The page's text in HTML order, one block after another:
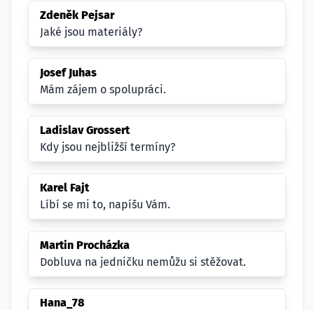
Zdeněk Pejsar
Jaké jsou materiály?
Josef Juhas
Mám zájem o spolupráci.
Ladislav Grossert
Kdy jsou nejbližší termíny?
Karel Fajt
Líbí se mi to, napíšu Vám.
Martin Procházka
Dobluva na jedničku nemůžu si stěžovat.
Hana_78